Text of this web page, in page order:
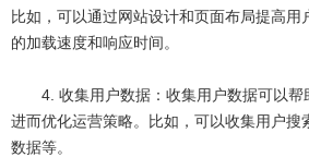
比如，可以通过网站设计和页面布局提高用
的加载速度和响应时间。
4. 收集用户数据：收集用户数据可以帮
进而优化运营策略。比如，可以收集用户搜
数据等。